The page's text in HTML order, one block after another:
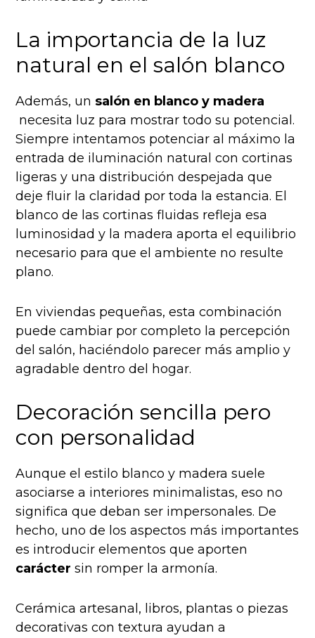
La importancia de la luz
natural en el salón blanco
Además, un salón en blanco y madera
necesita luz para mostrar todo su potencial.
Siempre intentamos potenciar al máximo la
entrada de iluminación natural con cortinas
ligeras y una distribución despejada que
deje fluir la claridad por toda la estancia. El
blanco de las cortinas fluidas refleja esa
luminosidad y la madera aporta el equilibrio
necesario para que el ambiente no resulte
plano.
En viviendas pequeñas, esta combinación
puede cambiar por completo la percepción
del salón, haciéndolo parecer más amplio y
agradable dentro del hogar.
Decoración sencilla pero
con personalidad
Aunque el estilo blanco y madera suele
asociarse a interiores minimalistas, eso no
significa que deban ser impersonales. De
hecho, uno de los aspectos más importantes
es introducir elementos que aporten
carácter sin romper la armonía.
Cerámica artesanal, libros, plantas o piezas
decorativas con textura ayudan a